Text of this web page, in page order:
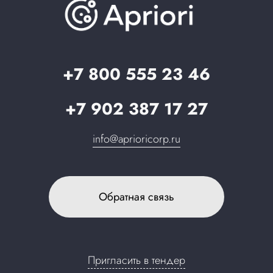
+7 800 555 23 46
+7 902 387 17 27
info@aprioricorp.ru
Обратная связь
Пригласить в тендер
Вопрос-ответ
Запрос в поддержку